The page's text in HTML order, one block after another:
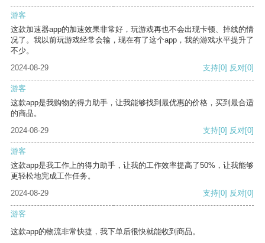
游客
这款加速器app的加速效果非常好，玩游戏再也不会出现卡顿、掉线的情
况了。我以前玩游戏经常会输，现在有了这个app，我的游戏水平提升了
不少。
2024-08-29
支持[0] 反对[0]
游客
这款app是我购物的得力助手，让我能够找到最优惠的价格，买到最合适
的商品。
2024-08-29
支持[0] 反对[0]
游客
这款app是我工作上的得力助手，让我的工作效率提高了50%，让我能够
更轻松地完成工作任务。
2024-08-29
支持[0] 反对[0]
游客
这款app的物流非常快捷，我下单后很快就能收到商品。